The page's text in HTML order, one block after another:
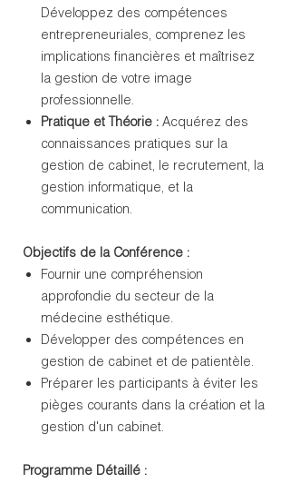
Développez des compétences
entrepreneuriales, comprenez les
implications financières et maîtrisez
la gestion de votre image
professionnelle.
Pratique et Théorie : Acquérez des
connaissances pratiques sur la
gestion de cabinet, le recrutement, la
gestion informatique, et la
communication.
Objectifs de la Conférence :
Fournir une compréhension
approfondie du secteur de la
médecine esthétique.
Développer des compétences en
gestion de cabinet et de patientèle.
Préparer les participants à éviter les
pièges courants dans la création et la
gestion d'un cabinet.
Programme Détaillé :